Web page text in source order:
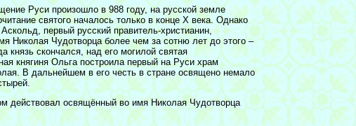
Руси произошло в 988 году, на русской земле
святого началось только в конце Х века. Однако
Аскольд, первый русский правитель-христианин,
Николая Чудотворца более чем за сотню лет до этого –
князь скончался, над его могилой святая
княгиня Ольга построила первый на Руси храм
В дальнейшем в его честь в стране освящено немало
действовал освящённый во имя Николая Чудотворца